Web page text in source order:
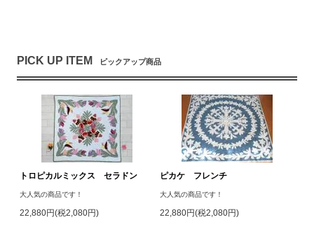
PICK UP ITEM ピックアップ商品
トロピカルミックス セラドン
大人気の商品です！
22,880円(税2,080円)
ピカケ フレンチ
大人気の商品です！
22,880円(税2,080円)